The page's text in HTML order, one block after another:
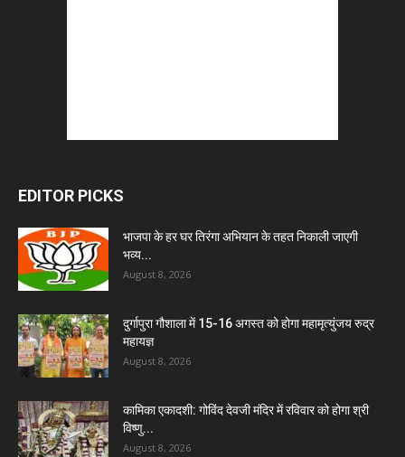
EDITOR PICKS
भाजपा के हर घर तिरंगा अभियान के तहत निकाली जाएगी
भव्य...
August 8, 2026
दुर्गापुरा गौशाला में 15-16 अगस्त को होगा महामृत्युंजय रुद्र
महायज्ञ
August 8, 2026
कामिका एकादशी: गोविंद देवजी मंदिर में रविवार को होगा श्री
विष्णु...
August 8, 2026